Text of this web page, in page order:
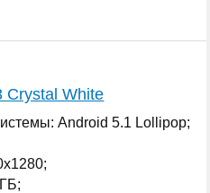
White
Android 5.1 Lollipop;